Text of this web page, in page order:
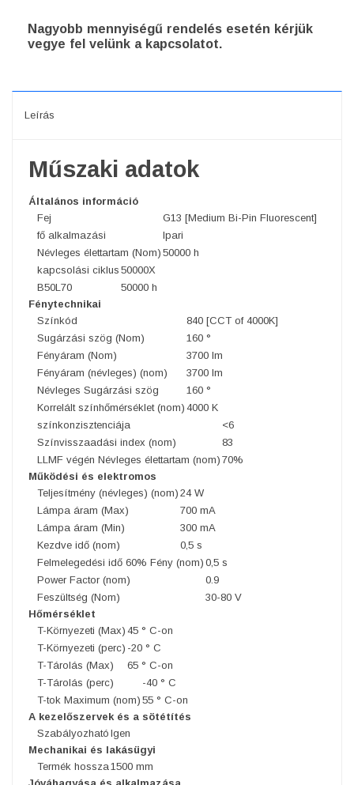
Nagyobb mennyiségű rendelés esetén kérjük
vegye fel velünk a kapcsolatot.
Leírás
Műszaki adatok
Általános információ
Fej
G13 [Medium Bi-Pin Fluorescent]
fő alkalmazási
Ipari
Névleges élettartam (Nom) 50000 h
kapcsolási ciklus 50000X
B50L70
50000 h
Fénytechnikai
Színkód
840 [CCT of 4000K]
Sugárzási szög (Nom)
160 °
Fényáram (Nom)
3700 lm
Fényáram (névleges) (nom)
3700 lm
Névleges Sugárzási szög
160 °
Korrelált színhőmérséklet (nom) 4000 K
színkonzisztenciája
<6
Színvisszaadási index (nom)
83
LLMF végén Névleges élettartam (nom) 70%
Működési és elektromos
Teljesítmény (névleges) (nom) 24 W
Lámpa áram (Max)
700 mA
Lámpa áram (Min)
300 mA
Kezdve idő (nom)
0,5 s
Felmelegedési idő 60% Fény (nom) 0,5 s
Power Factor (nom)
0.9
Feszültség (Nom)
30-80 V
Hőmérséklet
T-Környezeti (Max) 45 ° C-on
T-Környezeti (perc) -20 ° C
T-Tárolás (Max)
65 ° C-on
T-Tárolás (perc)
-40 ° C
T-tok Maximum (nom) 55 ° C-on
A kezelőszervek és a sötétítés
Szabályozható Igen
Mechanikai és lakásügyi
Termék hossza1500 mm